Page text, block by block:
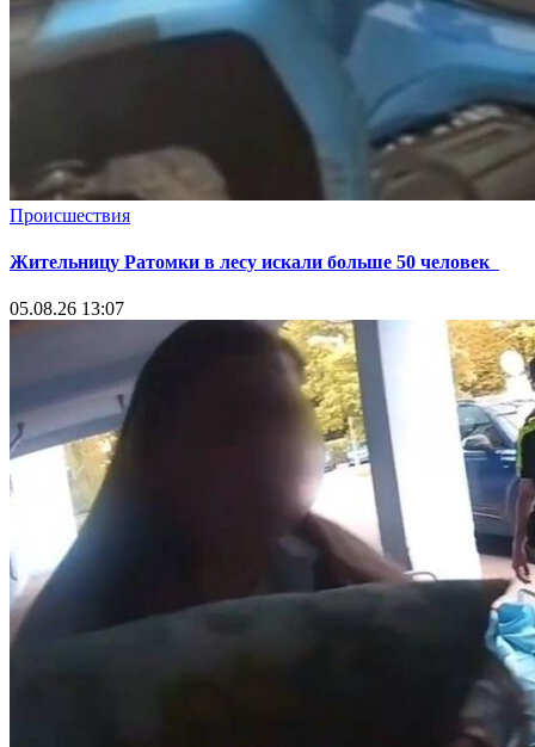
Происшествия
Жительницу Ратомки в лесу искали больше 50 человек
05.08.26 13:07